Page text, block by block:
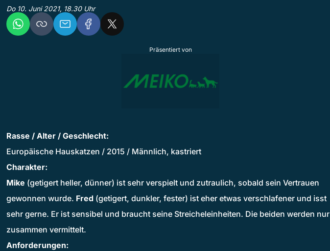
Do 10. Juni 2021, 18.30 Uhr
Präsentiert von
Rasse / Alter / Geschlecht:
Europäische Hauskatzen / 2015 / Männlich, kastriert
Charakter:
Mike (getigert heller, dünner) ist sehr verspielt und zutraulich, sobald sein Vertrauen
gewonnen wurde. Fred (getigert, dunkler, fester) ist eher etwas verschlafener und isst
sehr gerne. Er ist sensibel und braucht seine Streicheleinheiten. Die beiden werden nur
zusammen vermittelt.
Anforderungen: